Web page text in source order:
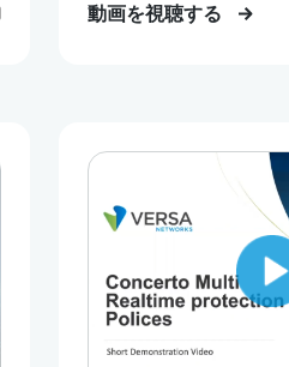
動画を視聴する